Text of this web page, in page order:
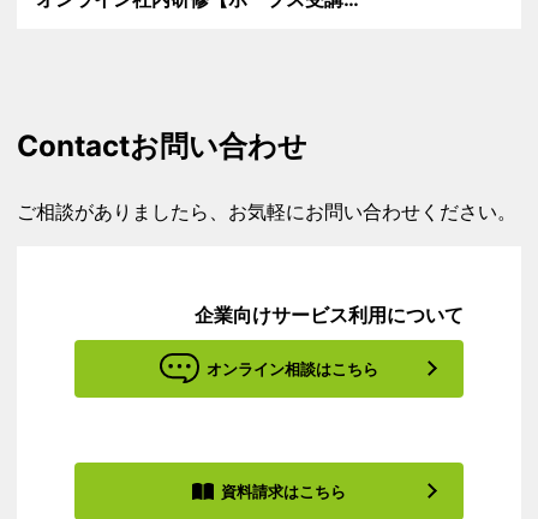
Contactお問い合わせ
ご相談がありましたら、お気軽にお問い合わせください。
企業向けサービス利用について
オンライン相談はこちら
資料請求はこちら